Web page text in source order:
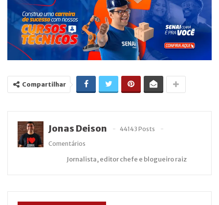
Compartilhar
Jonas Deison
44143 Posts
Comentários
Jornalista, editor chefe e blogueiro raiz